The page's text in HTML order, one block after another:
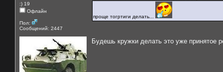
:) 19
Офлайн
Пол:
Сообщений: 2447
проще тогртиги делать...
Будешь кружки делать это уже принятое